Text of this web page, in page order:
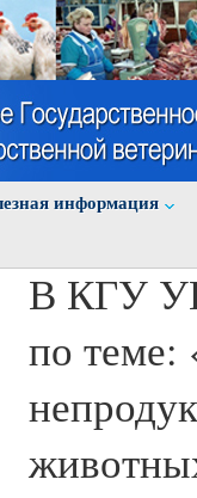
информация
В КГУ
по теме: